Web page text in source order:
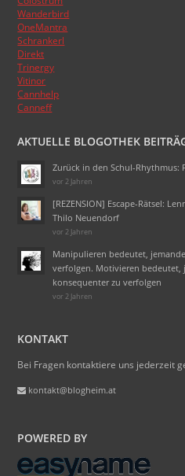
Wanderbird
OneMantra
Schrankerl
Direkt
Trinergy
Vitinor
Cannhelp
Canneff
AKTUELLE BLOGOTHEK
Zurück in den Schul-Rhythmus:
vor 2 Jahren
[REZENSION] Escape-Rätsel:
Thilo Neuendorf
vor 2 Jahren
Manipulieren bedeutet,
verfolgen. Motivieren bedeutet,
konsequenter zu verfolgen
vor 2 Jahren
KONTAKT
Bei Fragen kontaktiere uns jederzeit
kontakt@blogheim.at
POWERED BY